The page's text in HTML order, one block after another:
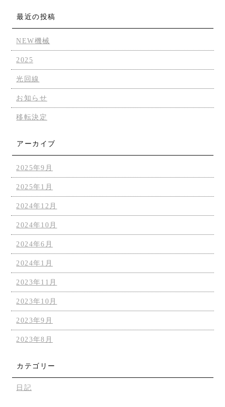
最近の投稿
NEW機械
2025
光回線
お知らせ
移転決定
アーカイブ
2025年9月
2025年1月
2024年12月
2024年10月
2024年6月
2024年1月
2023年11月
2023年10月
2023年9月
2023年8月
カテゴリー
日記